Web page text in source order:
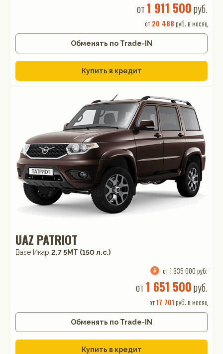
от1 911 500руб.
от20 488 руб. в месяц
Обменять по Trade-IN
Купить в кредит
UAZ PATRIOT
Base Икар 2.7 5МТ (150 л.с.)
от 1 835 000 руб.
от1 651 500руб.
от17 701 руб. в месяц
Обменять по Trade-IN
Купить в кредит